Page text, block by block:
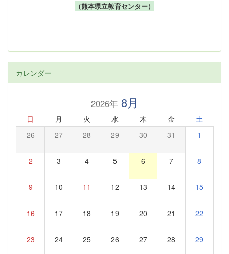
（熊本県立教育センター）
カレンダー
2026年8月
日 月 火 水 木 金 土
26 27 28 29 30 31 1
2 3 4 5 6 7 8
9 10 11 12 13 14 15
16 17 18 19 20 21 22
23 24 25 26 27 28 29